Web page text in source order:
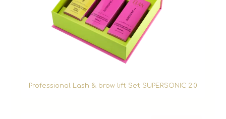
Professional Lash & brow lift Set SUPERSONIC 2.0